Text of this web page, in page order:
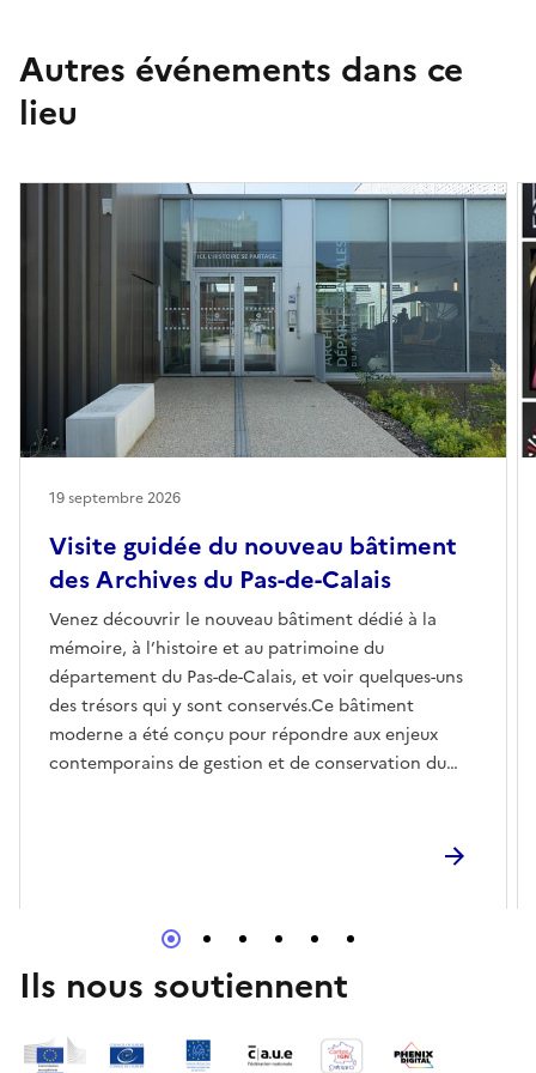
Autres événements dans ce
lieu
Visite guidée du nouveau bâtiment
des Archives du Pas-de-Calais
Venez découvrir le nouveau bâtiment dédié à la
mémoire, à l’histoire et au patrimoine du
département du Pas-de-Calais, et voir quelques-uns
des trésors qui y sont conservés.Ce bâtiment
moderne a été conçu pour répondre aux enjeux
contemporains de gestion et de conservation du
département.Votre guide vous révélera l’envers du
Calais et vous pourrez déambuler au cœur du
public. L’exploration de plusieurs siècles d’histoire et
19 septembre 2026
Ils nous soutiennent